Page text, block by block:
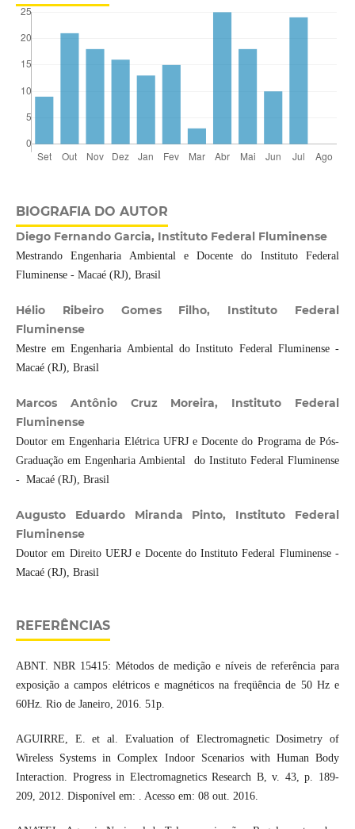
BIOGRAFIA DO AUTOR
Diego Fernando Garcia, Instituto Federal Fluminense
Mestrando Engenharia Ambiental e Docente do Instituto Federal
Fluminense - Macaé (RJ), Brasil
Hélio Ribeiro Gomes Filho, Instituto Federal
Fluminense
Mestre em Engenharia Ambiental do Instituto Federal Fluminense -
Macaé (RJ), Brasil
Marcos Antônio Cruz Moreira, Instituto Federal
Fluminense
Doutor em Engenharia Elétrica UFRJ e Docente do Programa de Pós-
Graduação em Engenharia Ambiental do Instituto Federal Fluminense
- Macaé (RJ), Brasil
Augusto Eduardo Miranda Pinto, Instituto Federal
Fluminense
Doutor em Direito UERJ e Docente do Instituto Federal Fluminense -
Macaé (RJ), Brasil
REFERÊNCIAS
ABNT. NBR 15415: Métodos de medição e níveis de referência para
exposição a campos elétricos e magnéticos na freqüência de 50 Hz e
60Hz. Rio de Janeiro, 2016. 51p.
AGUIRRE, E. et al. Evaluation of Electromagnetic Dosimetry of
Wireless Systems in Complex Indoor Scenarios with Human Body
Interaction. Progress in Electromagnetics Research B, v. 43, p. 189-
209, 2012. Disponível em: . Acesso em: 08 out. 2016.